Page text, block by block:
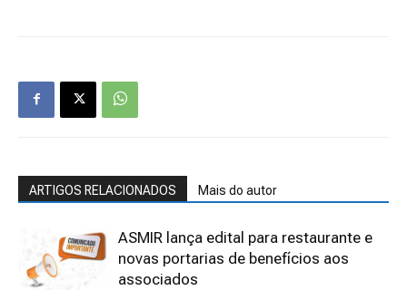
ARTIGOS RELACIONADOS Mais do autor
ASMIR lança edital para restaurante e
novas portarias de benefícios aos
associados